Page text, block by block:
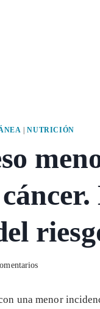
|NUTRICIÓN
una menor